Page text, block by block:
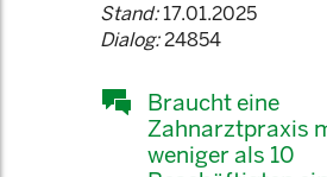
Stand:17.01.2025
Dialog:24854
Braucht eine
Zahnarztpraxis
weniger als 10